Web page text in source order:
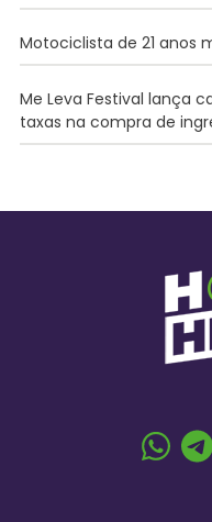
Motociclista de 21 anos
Me Leva Festival lança
taxas na compra de